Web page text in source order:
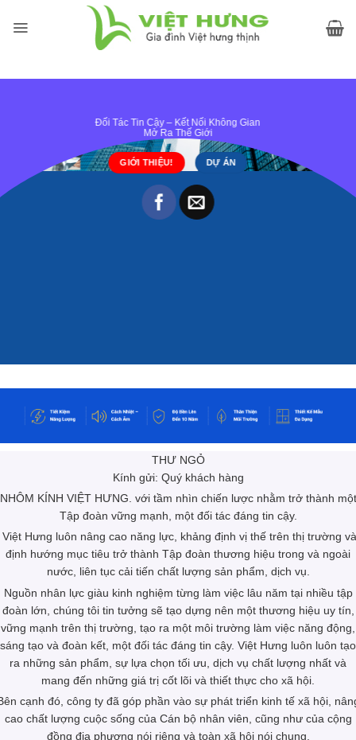
Đối Tác Tin Cậy – Kết Nối Không Gian
Mở Ra Thế Giới
GIỚI THIỆU! DỰ ÁN
THƯ NGỎ
Kính gửi: Quý khách hàng
NHÔM KÍNH VIỆT HƯNG. với tầm nhìn chiến lược nhằm trở thành một
Tập đoàn vững mạnh, một đối tác đáng tin cậy.
Việt Hưng luôn nâng cao năng lực, khảng định vị thế trên thị trường và
định hướng mục tiêu trở thành Tập đoàn thương hiệu trong và ngoài
nước, liên tục cải tiến chất lượng sản phẩm, dịch vụ.
Nguồn nhân lực giàu kinh nghiệm từng làm việc lâu năm tại nhiều tập
đoàn lớn, chúng tôi tin tưởng sẽ tạo dựng nên một thương hiệu uy tín,
vững mạnh trên thị trường, tạo ra một môi trường làm việc năng động,
sáng tạo và đoàn kết, một đối tác đáng tin cậy. Việt Hưng luôn luôn tạo
ra những sản phẩm, sự lựa chọn tối ưu, dịch vụ chất lượng nhất và
mang đến những giá trị cốt lõi và thiết thực cho xã hội.
cạnh đó, công ty đã góp phần vào sự phát triển kinh tế xã hội,
cao chất lượng cuộc sống của Cán bộ nhân viên, cũng như của cộng
đồng địa phương nói riêng và toàn xã hội nói chung.